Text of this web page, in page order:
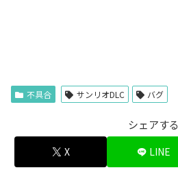
不具合 サンリオDLC バグ
シェアする
X LINE